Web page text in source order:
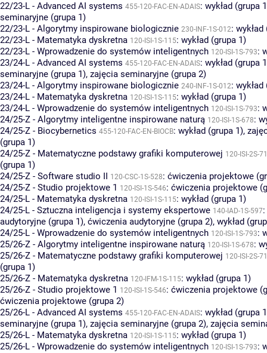
22/23-L - Advanced AI systems 455-120-FAC-EN-ADAIS: wykład (grupa
seminaryjne (grupa 1)
22/23-L - Algorytmy inspirowane biologicznie 230-INF-1S-012: wykład
22/23-L - Matematyka dyskretna 120-ISI-1S-115: wykład (grupa 1)
22/23-L - Wprowadzenie do systemów inteligentnych 120-ISI-1S-793:
23/24-L - Advanced AI systems 455-120-FAC-EN-ADAIS: wykład (grupa
seminaryjne (grupa 1), zajęcia seminaryjne (grupa 2)
23/24-L - Algorytmy inspirowane biologicznie 240-INF-1S-012: wykład
23/24-L - Matematyka dyskretna 120-ISI-1S-115: wykład (grupa 1)
23/24-L - Wprowadzenie do systemów inteligentnych 120-ISI-1S-793:
24/25-Z - Algorytmy inteligentne inspirowane naturą 120-ISI-1S-678:
24/25-Z - Biocybernetics 455-120-FAC-EN-BIOCB: wykład (grupa 1),
(grupa 1)
24/25-Z - Matematyczne podstawy grafiki komputerowej 120-ISI-2S-
(grupa 1)
24/25-Z - Software studio II 120-CSC-1S-528: ćwiczenia projektowe
24/25-Z - Studio projektowe 1 120-ISI-1S-546: ćwiczenia projektowe
24/25-L - Matematyka dyskretna 120-ISI-1S-115: wykład (grupa 1)
24/25-L - Sztuczna inteligencja i systemy ekspertowe 140-IAD-1S-597:
audytoryjne (grupa 1), ćwiczenia audytoryjne (grupa 2), wykład
24/25-L - Wprowadzenie do systemów inteligentnych 120-ISI-1S-793:
25/26-Z - Algorytmy inteligentne inspirowane naturą 120-ISI-1S-678:
25/26-Z - Matematyczne podstawy grafiki komputerowej 120-ISI-2S-
(grupa 1)
25/26-Z - Matematyka dyskretna 120-IFM-1S-115: wykład (grupa 1)
25/26-Z - Studio projektowe 1 120-ISI-1S-546: ćwiczenia projektowe
ćwiczenia projektowe (grupa 2)
25/26-L - Advanced AI systems 455-120-FAC-EN-ADAIS: wykład (grupa
seminaryjne (grupa 1), zajęcia seminaryjne (grupa 2), zajęcia
25/26-L - Matematyka dyskretna 120-ISI-1S-115: wykład (grupa 1)
25/26-L - Wprowadzenie do systemów inteligentnych 120-ISI-1S-793: